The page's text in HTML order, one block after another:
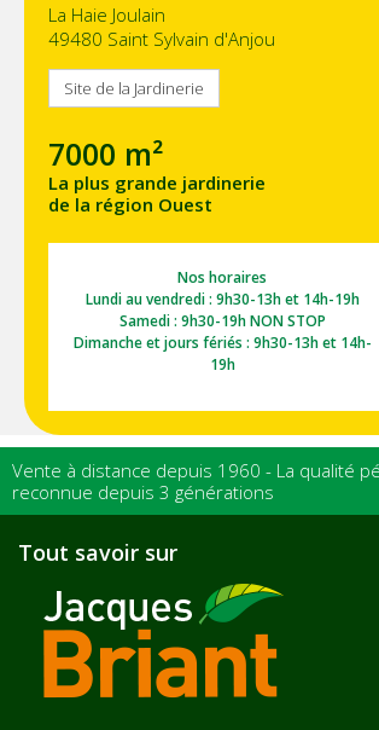
La Haie Joulain
49480 Saint Sylvain d'Anjou
Site de la Jardinerie
7000 m²
La plus grande jardinerie
de la région Ouest
Nos horaires
Lundi au vendredi : 9h30-13h et 14h-19h
Samedi : 9h30-19h NON STOP
Dimanche et jours fériés : 9h30-13h et 14h-
19h
Vente à distance depuis 1960 - La qualité
reconnue depuis 3 générations
Tout savoir sur